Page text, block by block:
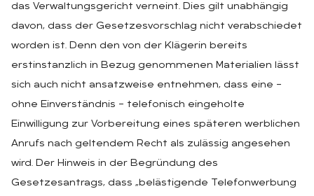
das Verwaltungsgericht verneint. Dies gilt unabhängig
davon, dass der Gesetzesvorschlag nicht verabschiedet
worden ist. Denn den von der Klägerin bereits
erstinstanzlich in Bezug genommenen Materialien lässt
sich auch nicht ansatzweise entnehmen, dass eine –
ohne Einverständnis – telefonisch eingeholte
Einwilligung zur Vorbereitung eines späteren werblichen
Anrufs nach geltendem Recht als zulässig angesehen
wird. Der Hinweis in der Begründung des
Gesetzesantrags, dass „belästigende Telefonwerbung